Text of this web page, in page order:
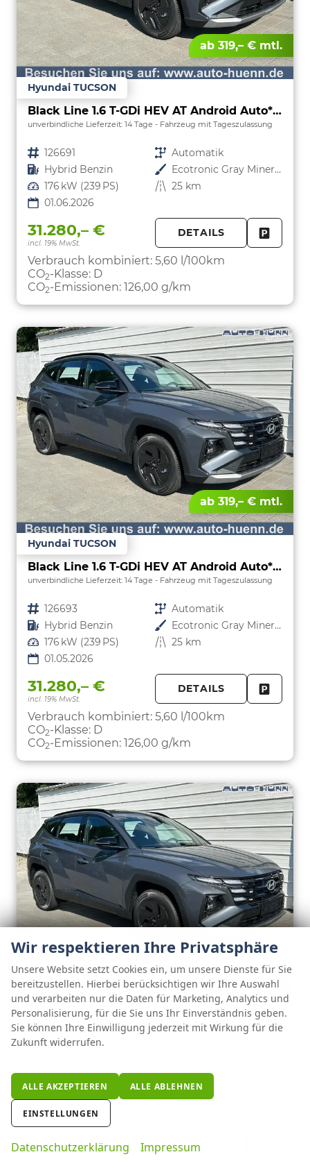
ab 319,– € mtl.
Hyundai TUCSON
Black Line 1.6 T-GDi HEV AT Android Auto*Navi*SHZ*Kamera*2Z Klimaauto*
unverbindliche Lieferzeit: 14 Tage Fahrzeug mit Tageszulassung
Fahrzeugnr. 126691 Getriebe Automatik
Kraftstoff Hybrid Benzin Außenfarbe
Ecotronic Gray Mineraleffekt
Leistung 176 kW (239 PS) Kilometerstand 25 km
01.06.2026
31.280,– €
incl. 19% MwSt.
DETAILS
Verbrauch kombiniert: 5,60 l/100km
CO2-Klasse: D
CO2-Emissionen: 126,00 g/km
ab 319,– € mtl.
Hyundai TUCSON
Black Line 1.6 T-GDi HEV AT Android Auto*Navi*SHZ*Kamera*2Z Klimaauto*
unverbindliche Lieferzeit: 14 Tage Fahrzeug mit Tageszulassung
Fahrzeugnr. 126693 Getriebe Automatik
Kraftstoff Hybrid Benzin Außenfarbe
Ecotronic Gray Mineraleffekt
Leistung 176 kW (239 PS) Kilometerstand 25 km
01.05.2026
31.280,– €
incl. 19% MwSt.
DETAILS
Verbrauch kombiniert: 5,60 l/100km
CO2-Klasse: D
CO2-Emissionen: 126,00 g/km
ab 319,– € mtl.
Hyundai TUCSON
Black Line 1.6 T-GDi HEV AT Android Auto*Navi*SHZ*Kamera*2Z Klimaauto*
unverbindliche Lieferzeit:14 Tage Fahrzeug mit Tageszulassung
Kraftstoff Hybrid Benzin Außenfarbe
Leistung 176 kW (239 PS) Kilometerstand 25 km
01.05.2026
31.280,– € DETAILS
Wir respektieren Ihre Privatsphäre
Unsere Website setzt Cookies ein, um unsere Dienste für Sie
bereitzustellen. Hierbei berücksichtigen wir Ihre Auswahl
und verarbeiten nur die Daten für Marketing, Analytics und
Personalisierung, für die Sie uns Ihr Einverständnis geben.
Sie können Ihre Einwilligung jederzeit mit Wirkung für die
Zukunft widerrufen.
ALLE AKZEPTIEREN ALLE ABLEHNEN
EINSTELLUNGEN
Datenschutzerklärung Impressum